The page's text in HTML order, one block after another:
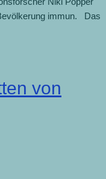
immun. Das
von